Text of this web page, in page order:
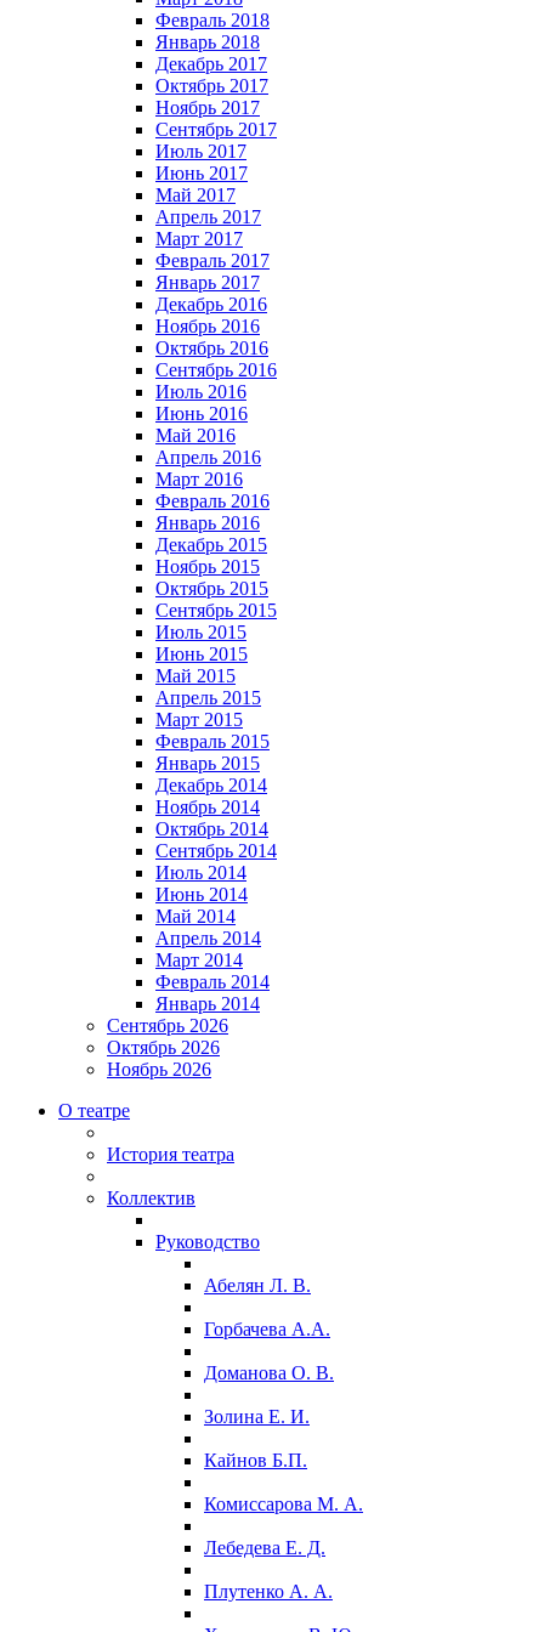
Февраль 2018
Январь 2018
Декабрь 2017
Октябрь 2017
Ноябрь 2017
Сентябрь 2017
Июль 2017
Июнь 2017
Май 2017
Апрель 2017
Март 2017
Февраль 2017
Январь 2017
Декабрь 2016
Ноябрь 2016
Октябрь 2016
Сентябрь 2016
Июль 2016
Июнь 2016
Май 2016
Апрель 2016
Март 2016
Февраль 2016
Январь 2016
Декабрь 2015
Ноябрь 2015
Октябрь 2015
Сентябрь 2015
Июль 2015
Июнь 2015
Май 2015
Апрель 2015
Март 2015
Февраль 2015
Январь 2015
Декабрь 2014
Ноябрь 2014
Октябрь 2014
Сентябрь 2014
Июль 2014
Июнь 2014
Май 2014
Апрель 2014
Март 2014
Февраль 2014
Январь 2014
Сентябрь 2026
Октябрь 2026
Ноябрь 2026
О театре
История театра
Коллектив
Руководство
Абелян Л. В.
Горбачева А.А.
Доманова О. В.
Золина Е. И.
Кайнов Б.П.
Комиссарова М. А.
Лебедева Е. Д.
Плутенко А. А.